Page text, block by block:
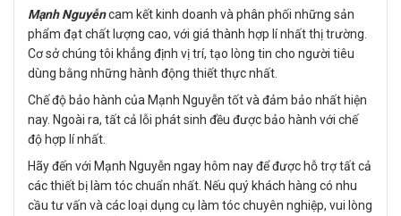
Mạnh Nguyễncam kết kinh doanh và phân phối những sản
phẩm đạt chất lượng cao, với giá thành hợp lí nhất thị trường.
Cơ sở chúng tôi khẳng định vị trí, tạo lòng tin cho người tiêu
dùng bằng những hành động thiết thực nhất.
Chế độ bảo hành của Mạnh Nguyễn tốt và đảm bảo nhất hiện
nay. Ngoài ra, tất cả lỗi phát sinh đều được bảo hành với chế
độ hợp lí nhất.
Hãy đến với Mạnh Nguyễn ngay hôm nay để được hỗ trợ tất cả
các thiết bị làm tóc chuẩn nhất. Nếu quý khách hàng có nhu
cầu tư vấn và các loại dụng cụ làm tóc chuyên nghiệp, vui lòng